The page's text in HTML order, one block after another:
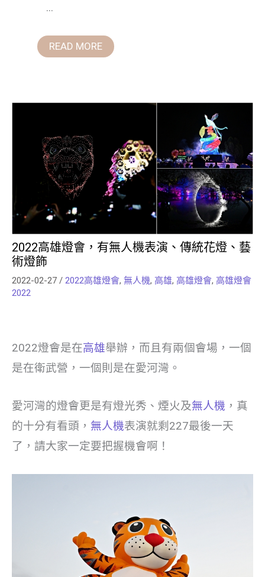
...
READ MORE
2022高雄燈會，有無人機表演、傳統花燈、藝
術燈飾
2022-02-27 / 2022高雄燈會, 無人機, 高雄, 高雄燈會, 高雄燈會
2022
2022燈會是在高雄舉辦，而且有兩個會場，一個
是在衛武營，一個則是在愛河灣。
愛河灣的燈會更是有燈光秀、煙火及無人機 ，真
的十分有看頭， 無人機表演就剩227最後一天
了，請大家一定要把握機會啊！